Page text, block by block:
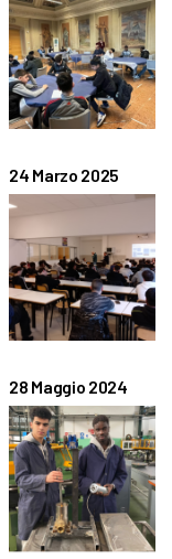
24 Marzo 2025
28 Maggio 2024